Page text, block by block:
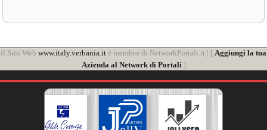
il Sito Web www.italy.verbania.it è membro di NetworkPortali.it | [ Aggiungi la tua
Azienda al Network di Portali ]